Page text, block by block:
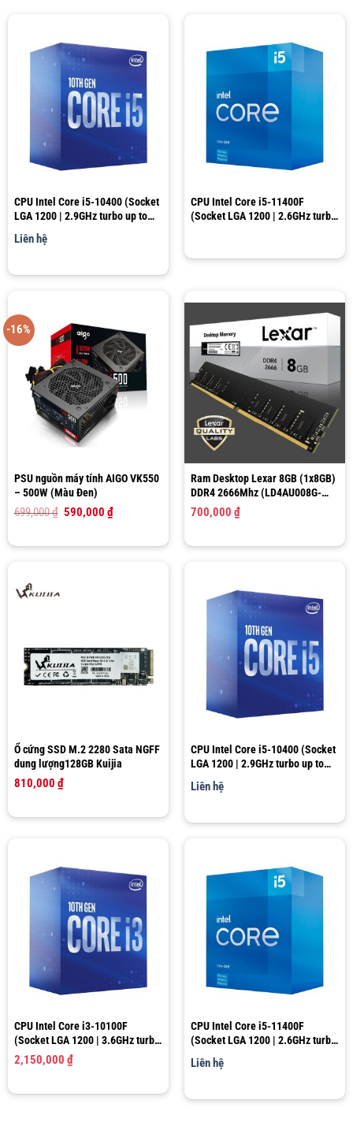
CPU Intel Core i5-10400 (Socket
LGA 1200 | 2.9GHz turbo up to
Cache)
Liên hệ
CPU Intel Core i5-11400F
(Socket LGA 1200 | 2.6GHz turbo
-16%
PSU nguồn máy tính AIGO VK550
– 500W (Màu Đen)
699,000₫ Giá
699,000 ₫.
590,000 ₫Giá
hiện
là:
Ram Desktop Lexar 8GB (1x8GB)
DDR4 2666Mhz (LD4AU008G-
R2666G)
700,000 ₫
Ổ cứng SSD M.2 2280 Sata NGFF
dung lượng128GB Kuijia
810,000 ₫
CPU Intel Core i5-10400 (Socket
LGA 1200 | 2.9GHz turbo up to
Cache)
Liên hệ
CPU Intel Core i3-10100F
(Socket LGA 1200 | 3.6GHz turbo
up to 4.3Ghz | 4 nhân 8 luồng |
6MB Cache)
2,150,000 ₫
CPU Intel Core i5-11400F
(Socket LGA 1200 | 2.6GHz turbo
12MB Cache)
Liên hệ